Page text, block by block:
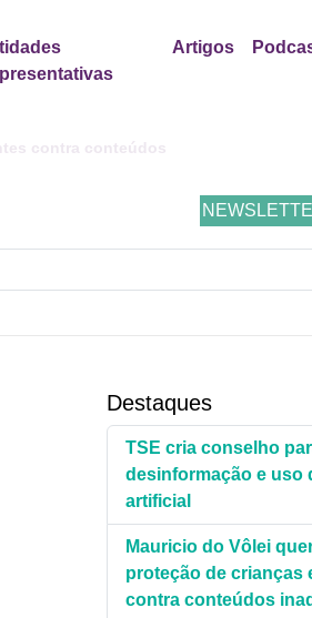
Artigos
contra conteúdos
Destaques
TSE cria conselho
desinformação e uso
artificial
Mauricio do Vôlei
proteção de crianças
contra conteúdos